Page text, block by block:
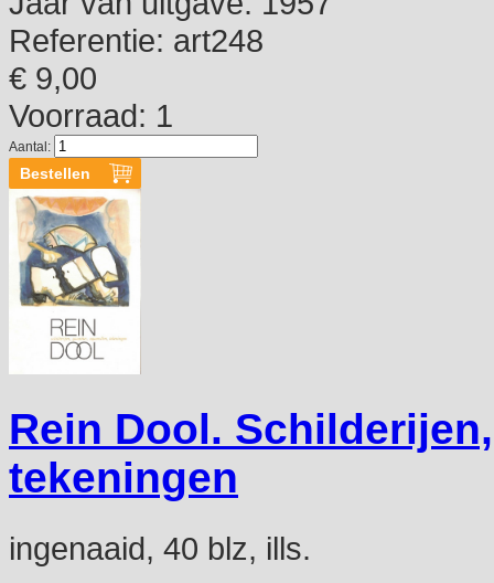
Referentie: art248
€ 9,00
Voorraad: 1
Aantal:
Rein Dool.
tekeningen
ingenaaid, 40 blz, ills.